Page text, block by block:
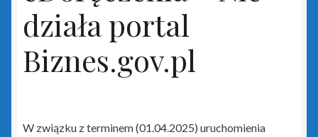
Biuro GT
czerwony PLUS dla InsERT GT
Gratyfikant GT
działa portal
Biznes.gov.pl
W związku z terminem (01.04.2025) uruchomienia